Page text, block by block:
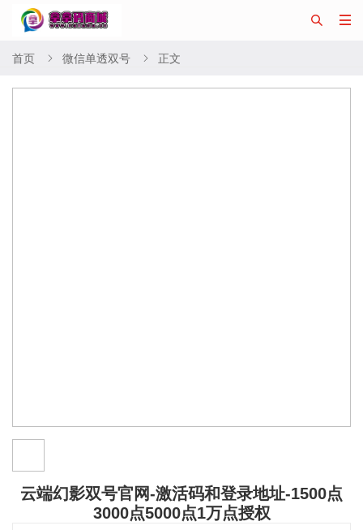


首页  微信单透双号  正文
云端幻影双号官网-激活码和登录地址-1500点
3000点5000点1万点授权